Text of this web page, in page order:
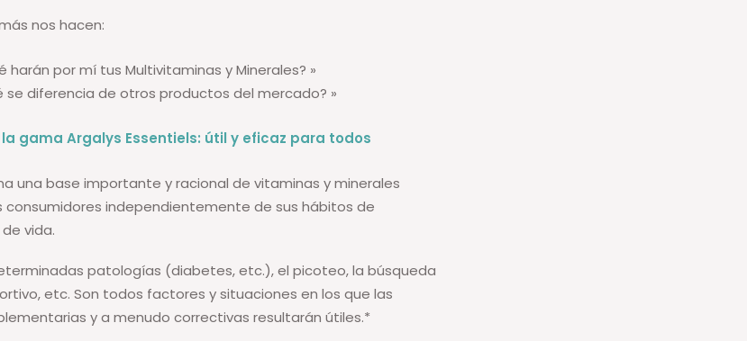
nos hacen:
harán por mí tus Multivitaminas y Minerales? »
se diferencia de otros productos del mercado? »
gama Argalys Essentiels: útil y eficaz para todos
una base importante y racional de vitaminas y minerales
independientemente de sus hábitos de
vida.
patologías (diabetes, etc.), el picoteo, la búsqueda
etc. Son todos factores y situaciones en los que las
y a menudo correctivas resultarán útiles.*